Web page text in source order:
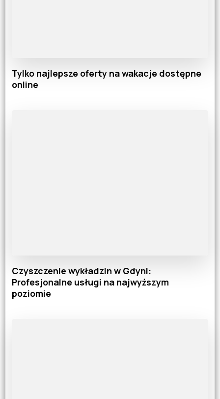
Tylko najlepsze oferty na wakacje dostępne
online
Czyszczenie wykładzin w Gdyni:
Profesjonalne usługi na najwyższym
poziomie